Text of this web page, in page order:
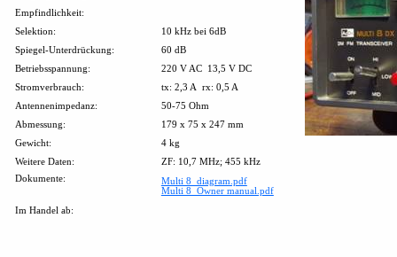
Empfindlichkeit:
Selektion:
10 kHz bei 6dB
Spiegel-Unterdrückung:
60 dB
Betriebsspannung:
220 V AC
13,5 V DC
Stromverbrauch:
tx: 2,3 A
rx: 0,5 A
Antennenimpedanz:
50-75 Ohm
Abmessung:
179 x 75 x 247 mm
Gewicht:
4 kg
Weitere Daten:
ZF: 10,7 MHz; 455 kHz
Dokumente:
Multi 8_diagram.pdf
Multi 8_Owner manual.pdf
Im Handel ab: